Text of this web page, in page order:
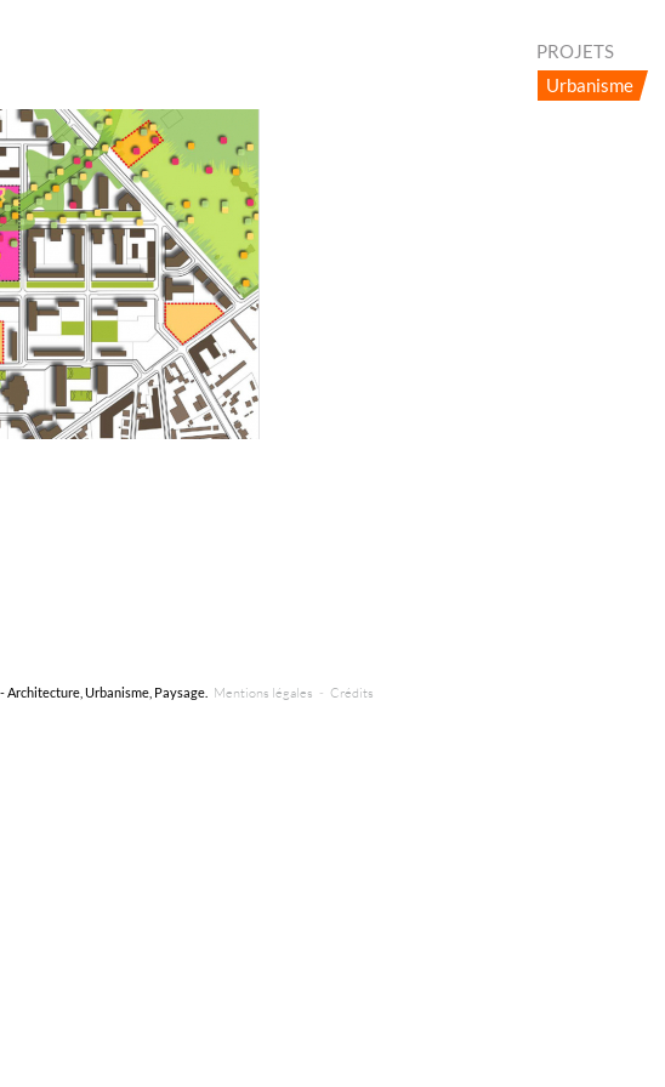
PROJETS
Urbanisme
Clichy-sous-Bois et Monfermeil (93)
Inventons la métropole du grand Paris
Architecture, Urbanisme, Paysage. Mentions légales - Crédits